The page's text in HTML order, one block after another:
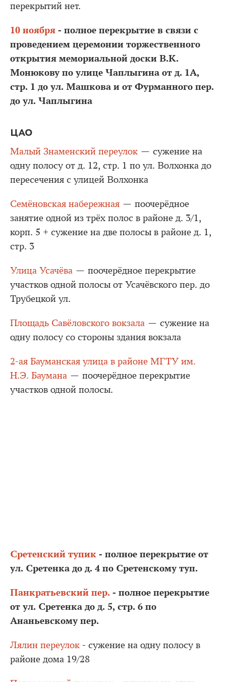
перекрытий нет.
10 ноября - полное перекрытие в связи с
проведением церемонии торжественного
открытия мемориальной доски В.К.
Монюкову по улице Чаплыгина от д. 1А,
стр. 1 до ул. Машкова и от Фурманного пер.
до ул. Чаплыгина
ЦАО
Малый Знаменский переулок — сужение на
одну полосу от д. 12, стр. 1 по ул. Волхонка до
пересечения с улицей Волхонка
Семёновская набережная — поочерёдное
занятие одной из трёх полос в районе д. 3/1,
корп. 5 + сужение на две полосы в районе д. 1,
стр. 3
Улица Усачёва — поочерёдное перекрытие
участков одной полосы от Усачёвского пер. до
Трубецкой ул.
Площадь Савёловского вокзала — сужение на
одну полосу со стороны здания вокзала
2-ая Бауманская улица в районе МГТУ им.
Н.Э. Баумана — поочерёдное перекрытие
участков одной полосы.
Сретенский тупик - полное перекрытие от
ул. Сретенка до д. 4 по Сретенскому туп.
Панкратьевский пер. - полное перекрытие
от ул. Сретенка до д. 5, стр. 6 по
Ананьевскому пер.
Лялин переулок - сужение на одну полосу в
районе дома 19/28